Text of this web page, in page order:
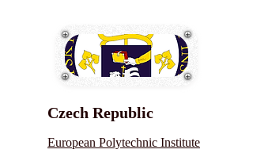
Czech Republic
European Polytechnic Institute